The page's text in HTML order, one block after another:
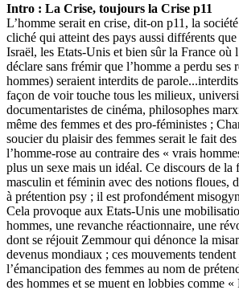
Intro : La Crise, toujours la Crise p11
L’homme serait en crise, dit-on p11, la
cliché qui atteint des pays aussi différents
Israël, les Etats-Unis et bien sûr la France où
déclare sans frémir que l’homme a perdu ses
hommes) seraient interdits de
façon de voir touche tous les milieux,
documentaristes de cinéma, philosophes
même des femmes et des pro-féministes ;
soucier du plaisir des femmes serait le fait
l’homme-rose au contraire des « vrais
plus un sexe mais un idéal. Ce discours de la
masculin et féminin avec des notions floues,
à prétention psy ; il est profondément
Cela provoque aux Etats-Unis une
hommes, une revanche réactionnaire, une
dont se réjouit Zemmour qui dénonce la
devenus mondiaux ; ces mouvements
l’émancipation des femmes au nom de
des hommes et se muent en lobbies comme «